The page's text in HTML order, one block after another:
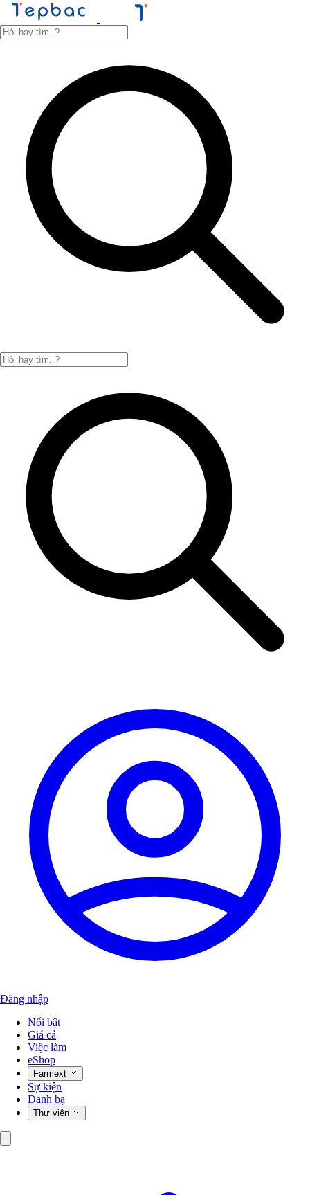
Đăng nhập
Nổi bật
Giá cả
Việc làm
eShop
Farmext
Sự kiện
Danh bạ
Thư viện